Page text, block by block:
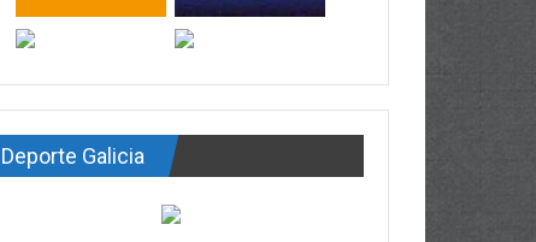
Deporte Galicia